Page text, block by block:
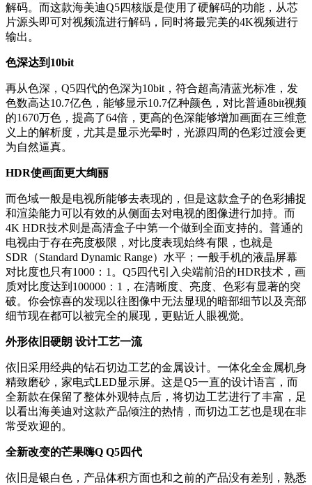
解码。而这款海美迪Q5四核版是使用了硬解码的功能，从芯
片源头即可对视频流进行解码，同时将最完美的4K视频进行
输出。
色深达到10bit
再从色深，Q5四代的色深为10bit，符合超高清蓝光标准，发
色数高达10.7亿色，能够显示10.7亿种颜色，对比普通8bit视频
的1670万色，提高了64倍，更高的色深能够增加画面在三维意
义上的解析度，尤其是显示光晕时，光源四周的色彩过渡会更
为自然逼真。
HDR使画面更大绚丽
而色域一般是电视所能够去表现的，但是这款盒子的色彩捕捉
和渲染能力可以有效的从侧面去对电视的图像进行加持。而
4K HDR技术则是高清盒子中第一个做到全面支持的。普通的
电视由于存在亮度极限，对比度表现始终有限，也就是
SDR（Standard Dynamic Range）水平；一般手机的液晶屏幕
对比度也只有1000：1。Q5四代引入尖端前沿的HDR技术，画
质对比度达到100000：1，在清晰度、亮度、色彩有显著的突
破。你会惊喜的发现以往图像中无法显现的暗部细节以及亮部
细节现在都可以被完全的展现，更贴近人眼视觉。
外形依旧硬朗 设计工艺一流
依旧采用经典的钻石切边工艺的金属设计。一体化全金属机身
精致磨砂，家电式LED显示屏。这是Q5一直的设计语言，而
全新款在保留了整体外观特点后，将切边工艺进行了丰富，足
以看出海美迪对这款产品倾注的热情，而切边工艺也是现在非
常受欢迎的。
全新改变的芒果嗨Q Q5四代
依旧是银白色，产品体积方面也和之前的产品没有差别，熟悉